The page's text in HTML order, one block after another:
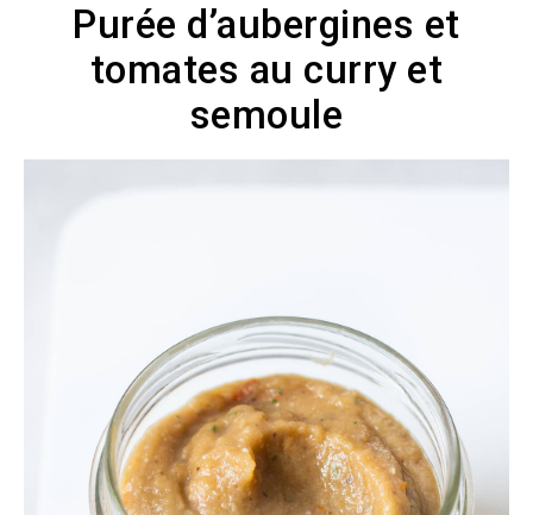
Purée d’aubergines et
tomates au curry et
semoule